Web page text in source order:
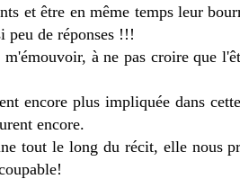
et être en même temps leur
peu de réponses !!!
à ne pas croire que
encore plus impliquée dans
encore.
tout le long du récit, elle nous